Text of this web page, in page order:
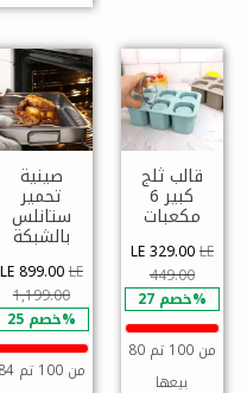
قالب ثلج
كبير 6
مكعبات
LE 329.00LE
449.00
خصم 27%
80 من 100 تم
بيعها
صينية
تحمير
ستانلس
بالشبكة
LE 899.00LE
1,199.00
خصم 25%
84 من 100 تم